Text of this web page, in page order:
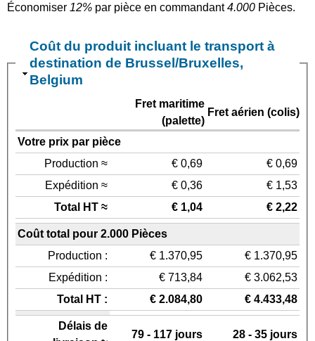
Économiser 12% par pièce en commandant4.000 Pièces.
Coût du produit incluant le transport à
destination de Brussel/Bruxelles,
Belgium
Fret maritime
(palette)
Fret aérien (colis)
Votre prix par pièce
Production ≈
€ 0,69
€ 0,69
Expédition ≈
€ 0,36
€ 1,53
Total HT ≈
€ 1,04 € 2,22
Coût total pour 2.000 Pièces
Production :
€ 1.370,95
€ 1.370,95
Expédition :
€ 713,84
€ 3.062,53
Total HT :
€ 2.084,80 € 4.433,48
Délais de
79 - 117 jours 28 - 35 jours